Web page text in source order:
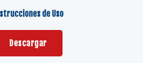
de Uso
Descargar